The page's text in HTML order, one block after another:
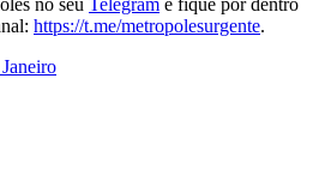
https://t.me/metropolesurgente.